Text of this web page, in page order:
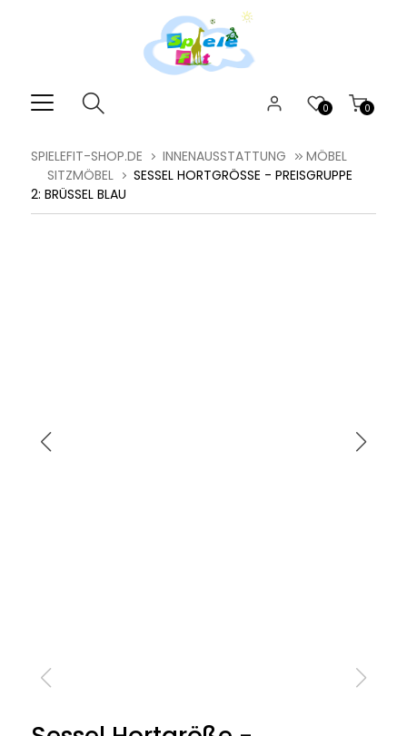
0
0
SPIELEFIT-SHOP.DE INNENAUSSTATTUNG
MÖBEL
SITZMÖBEL
SESSEL HORTGRÖSSE - PREISGRUPPE 2
: BRÜSSEL BLAU